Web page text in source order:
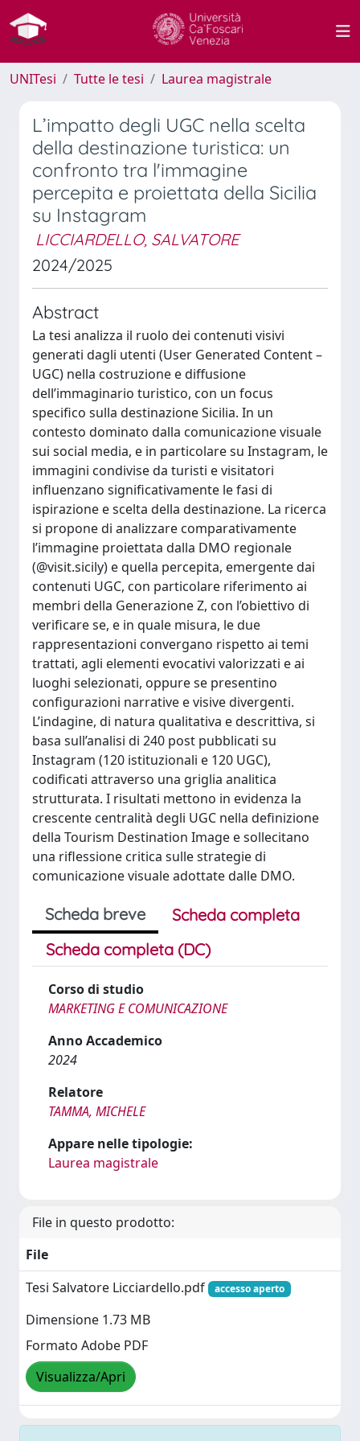
UNITesi Tutte le tesi Laurea magistrale
L’impatto degli UGC nella scelta
della destinazione turistica: un
confronto tra l'immagine
percepita e proiettata della Sicilia
su Instagram
LICCIARDELLO, SALVATORE
2024/2025
Abstract
La tesi analizza il ruolo dei contenuti visivi
generati dagli utenti (User Generated Content –
UGC) nella costruzione e diffusione
dell’immaginario turistico, con un focus
specifico sulla destinazione Sicilia. In un
contesto dominato dalla comunicazione visuale
sui social media, e in particolare su Instagram, le
immagini condivise da turisti e visitatori
influenzano significativamente le fasi di
ispirazione e scelta della destinazione. La ricerca
si propone di analizzare comparativamente
l’immagine proiettata dalla DMO regionale
(@visit.sicily) e quella percepita, emergente dai
contenuti UGC, con particolare riferimento ai
membri della Generazione Z, con l’obiettivo di
verificare se, e in quale misura, le due
rappresentazioni convergano rispetto ai temi
trattati, agli elementi evocativi valorizzati e ai
luoghi selezionati, oppure se presentino
configurazioni narrative e visive divergenti.
L’indagine, di natura qualitativa e descrittiva, si
basa sull’analisi di 240 post pubblicati su
Instagram (120 istituzionali e 120 UGC),
codificati attraverso una griglia analitica
strutturata. I risultati mettono in evidenza la
crescente centralità degli UGC nella definizione
della Tourism Destination Image e sollecitano
una riflessione critica sulle strategie di
comunicazione visuale adottate dalle DMO.
Scheda breve
Scheda completa
Scheda completa (DC)
Corso di studio
MARKETING E COMUNICAZIONE
Anno Accademico
2024
Relatore
TAMMA, MICHELE
Appare nelle tipologie:
Laurea magistrale
File in questo prodotto:
File
Tesi Salvatore Licciardello.pdf
accesso aperto
Dimensione 1.73 MB
Formato Adobe PDF
Visualizza/Apri